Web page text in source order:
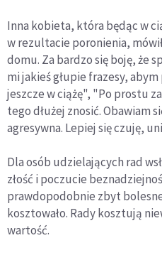
Inna kobieta, która będąc w
w rezultacie poronienia,
domu. Za bardzo się boję, że
mi jakieś głupie frazesy,
jeszcze w ciążę", "Po prostu
tego dłużej znosić. Obawiam
agresywna. Lepiej się czuję,
Dla osób udzielających rad
złość i poczucie
prawdopodobnie zbyt
kosztowało. Rady kosztują
wartość.